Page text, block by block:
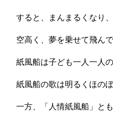
すると、まんまるくなり
空高く、夢を乗せて飛んで
紙風船は子ども一人一人
紙風船の歌は明るくほの
一方、「人情紙風船」とも